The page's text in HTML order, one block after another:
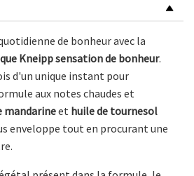
de bonheur avec la
Kneipp sensation de bonheur.
d'un unique instant pour
aux notes chaudes et
mandarineet huile de tournesol
enveloppe tout en procurant une